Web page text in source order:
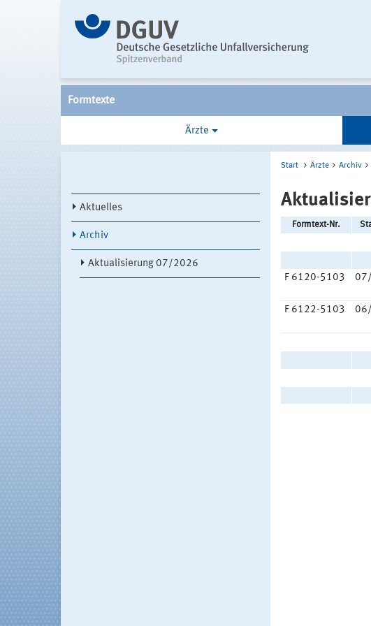
Formtexte
Ärzte
Aktuelles
Archiv
Aktualisierung 07/2026
Start Ärzte Archiv
Formtext-Nr.
F 6120-5103
F 6122-5103